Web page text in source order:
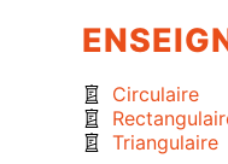
Circulaire
Triangulaire